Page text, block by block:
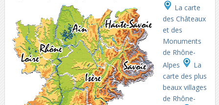
La carte
des Châteaux
et des
Monuments
de Rhône-
Alpes
La
carte des plus
beaux villages
de Rhône-